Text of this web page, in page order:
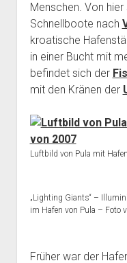
Menschen. Von
Schnellboote nach
kroatische
in einer Bucht mit
befindet sich der
mit den Kränen der
Luftbild von Pula mit
„Lighting Giants“ –
im Hafen von Pula – Foto
Früher war der